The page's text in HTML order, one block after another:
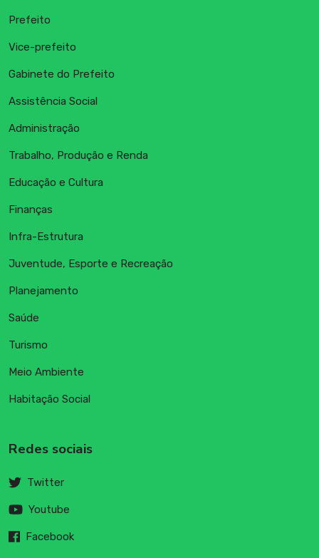
Prefeito
Vice-prefeito
Gabinete do Prefeito
Assistência Social
Administração
Trabalho, Produção e Renda
Educação e Cultura
Finanças
Infra-Estrutura
Juventude, Esporte e Recreação
Planejamento
Saúde
Turismo
Meio Ambiente
Habitação Social
Redes sociais
Twitter
Youtube
Facebook